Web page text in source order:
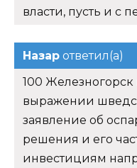
власти, пусть и с
Назар ответил(а)
100
выражении
заявление об
решения и его
инвестициям